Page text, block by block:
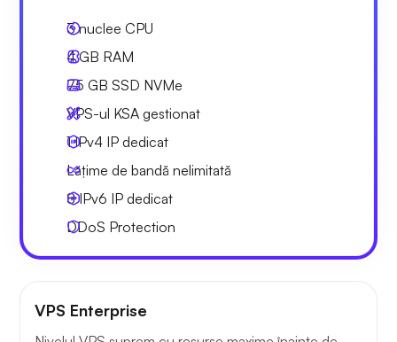
3nuclee CPU
4 GB RAM
75 GB SSD NVMe
VPS-ul KSA gestionat
1 IPv4 IP dedicat
Lățime de bandă nelimitată
8 IPv6 IP dedicat
DDoS Protection
VPS Enterprise